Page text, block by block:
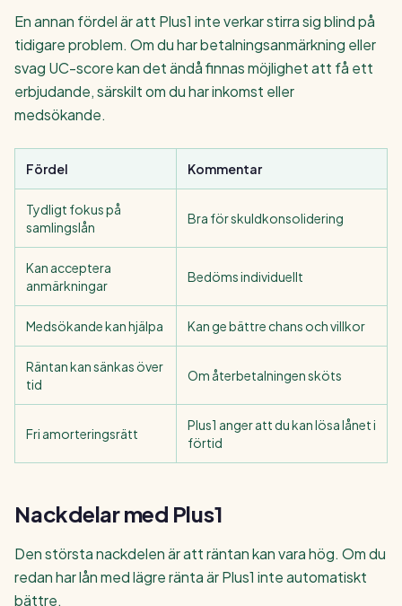
En annan fördel är att Plus1 inte verkar stirra sig blind på
tidigare problem. Om du har betalningsanmärkning eller
svag UC-score kan det ändå finnas möjlighet att få ett
erbjudande, särskilt om du har inkomst eller
medsökande.
Fördel Kommentar
Tydligt fokus på
samlingslån
Bra för skuldkonsolidering
Kan acceptera
anmärkningar
Bedöms individuellt
Medsökande kan hjälpa Kan ge bättre chans och villkor
Räntan kan sänkas över
tid
Om återbetalningen sköts
Fri amorteringsrätt
Plus1 anger att du kan lösa lånet i
förtid
Nackdelar med Plus1
Den största nackdelen är att räntan kan vara hög. Om du
redan har lån med lägre ränta är Plus1 inte automatiskt
bättre.